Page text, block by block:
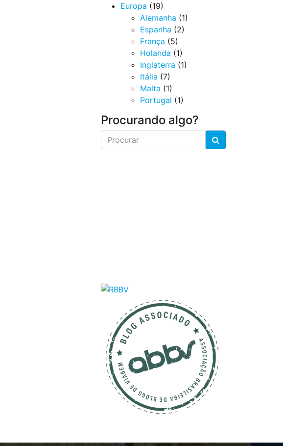
Europa (19)
Alemanha (1)
Espanha (2)
França (5)
Holanda (1)
Inglaterra (1)
Itália (7)
Malta (1)
Portugal (1)
Procurando algo?